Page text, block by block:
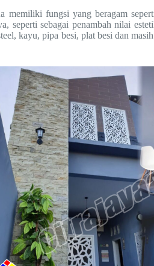
memiliki fungsi yang beragam
sebagai penambah nilai
kayu, pipa besi, plat besi dan